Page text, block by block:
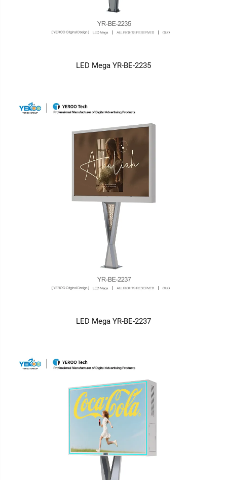
LED Mega YR-BE-2235
LED Mega YR-BE-2237